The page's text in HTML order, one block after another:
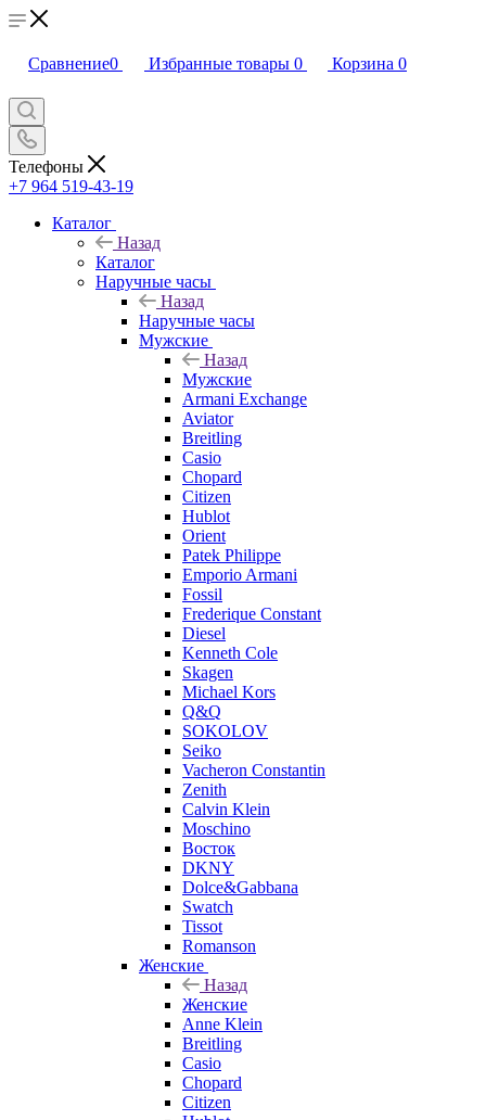
Сравнение0 Избранные товары 0 Корзина 0
Телефоны
+7 964 519-43-19
Каталог
Назад
Каталог
Наручные часы
Назад
Наручные часы
Мужские
Назад
Мужские
Armani Exchange
Aviator
Breitling
Casio
Chopard
Citizen
Hublot
Orient
Patek Philippe
Emporio Armani
Fossil
Frederique Constant
Diesel
Kenneth Cole
Skagen
Michael Kors
Q&Q
SOKOLOV
Seiko
Vacheron Constantin
Zenith
Calvin Klein
Moschino
Восток
DKNY
Dolce&Gabbana
Swatch
Tissot
Romanson
Женские
Назад
Женские
Anne Klein
Breitling
Casio
Chopard
Citizen